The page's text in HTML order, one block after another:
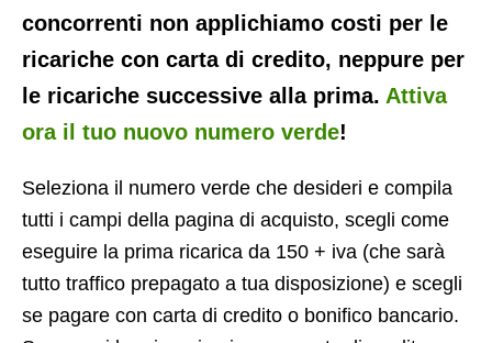
concorrenti non applichiamo costi per le
ricariche con carta di credito, neppure per
le ricariche successive alla prima. Attiva
ora il tuo nuovo numero verde!
Seleziona il numero verde che desideri e compila
tutti i campi della pagina di acquisto, scegli come
eseguire la prima ricarica da 150 + iva (che sarà
tutto traffico prepagato a tua disposizione) e scegli
se pagare con carta di credito o bonifico bancario.